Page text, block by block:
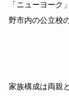
「ニューヨーク
野市内の公立校
家族構成は両親